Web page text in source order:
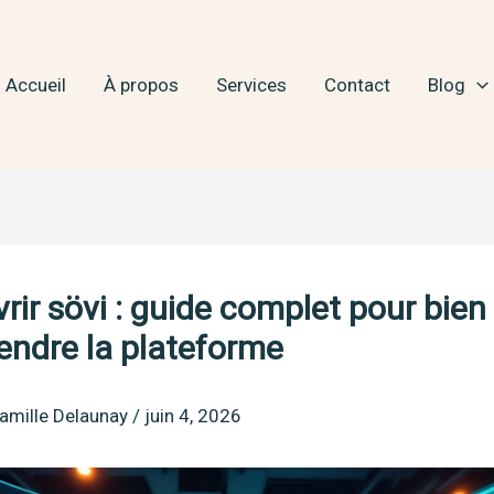
Accueil À propos Services Contact Blog
sövi : guide complet pour bien
la plateforme
Delaunay / juin 4, 2026